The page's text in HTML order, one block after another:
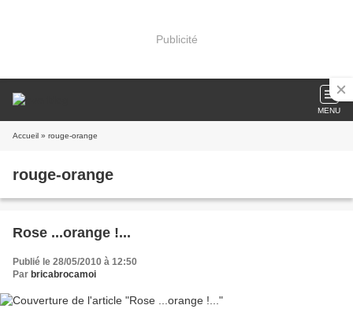
Publicité
MENU
Accueil » rouge-orange
rouge-orange
Rose ...orange !...
Publié le 28/05/2010 à 12:50
Par bricabrocamoi